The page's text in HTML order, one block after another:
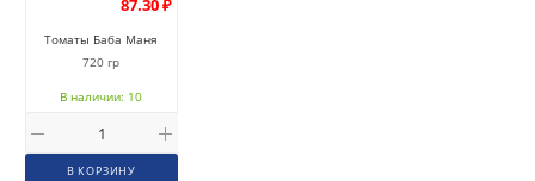
Томаты Баба Маня
720 гр
В наличии: 10
В КОРЗИНУ